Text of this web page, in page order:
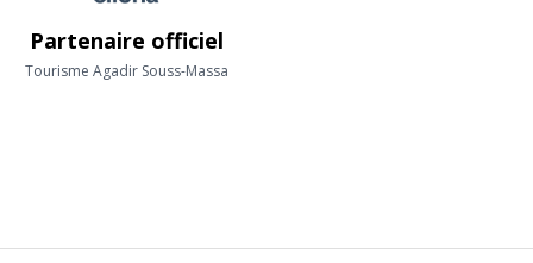
Partenaire officiel
Tourisme Agadir Souss-Massa